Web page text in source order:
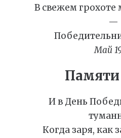
В свежем грохоте
—
Май
Памяти
И в День
Когда заря, как